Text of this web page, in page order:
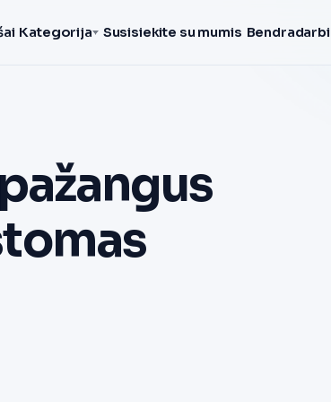
Kategorija Susisiekite su mumis